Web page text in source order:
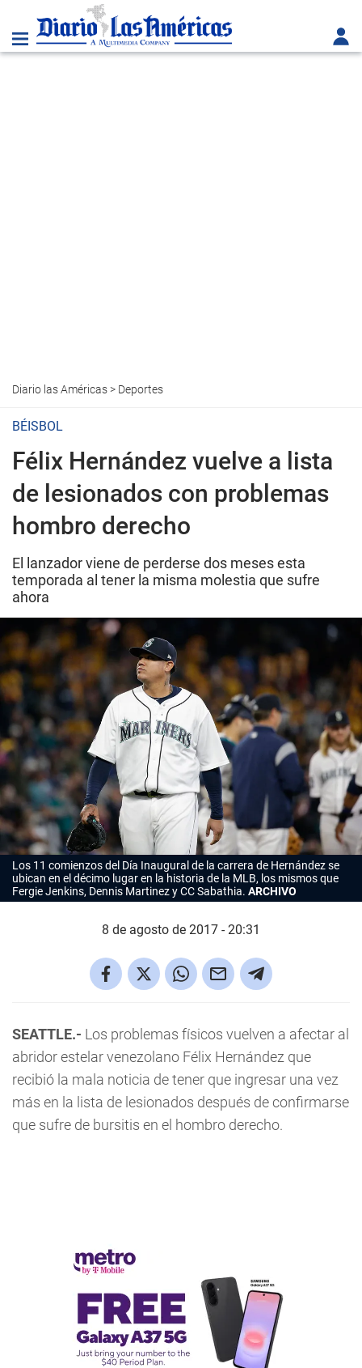
Diario las Américas> Deportes
BÉISBOL
Félix Hernández vuelve a lista
de lesionados con problemas
hombro derecho
El lanzador viene de perderse dos meses esta
temporada al tener la misma molestia que sufre
ahora
Los 11 comienzos del Día Inaugural de la carrera de Hernández se
ubican en el décimo lugar en la historia de la MLB, los mismos que
Fergie Jenkins, Dennis Martinez y CC Sabathia. ARCHIVO
8 de agosto de 2017 - 20:31
SEATTLE.- Los problemas físicos vuelven a afectar al
abridor estelar venezolano Félix Hernández que
recibió la mala noticia de tener que ingresar una vez
más en la lista de lesionados después de confirmarse
que sufre de bursitis en el hombro derecho.